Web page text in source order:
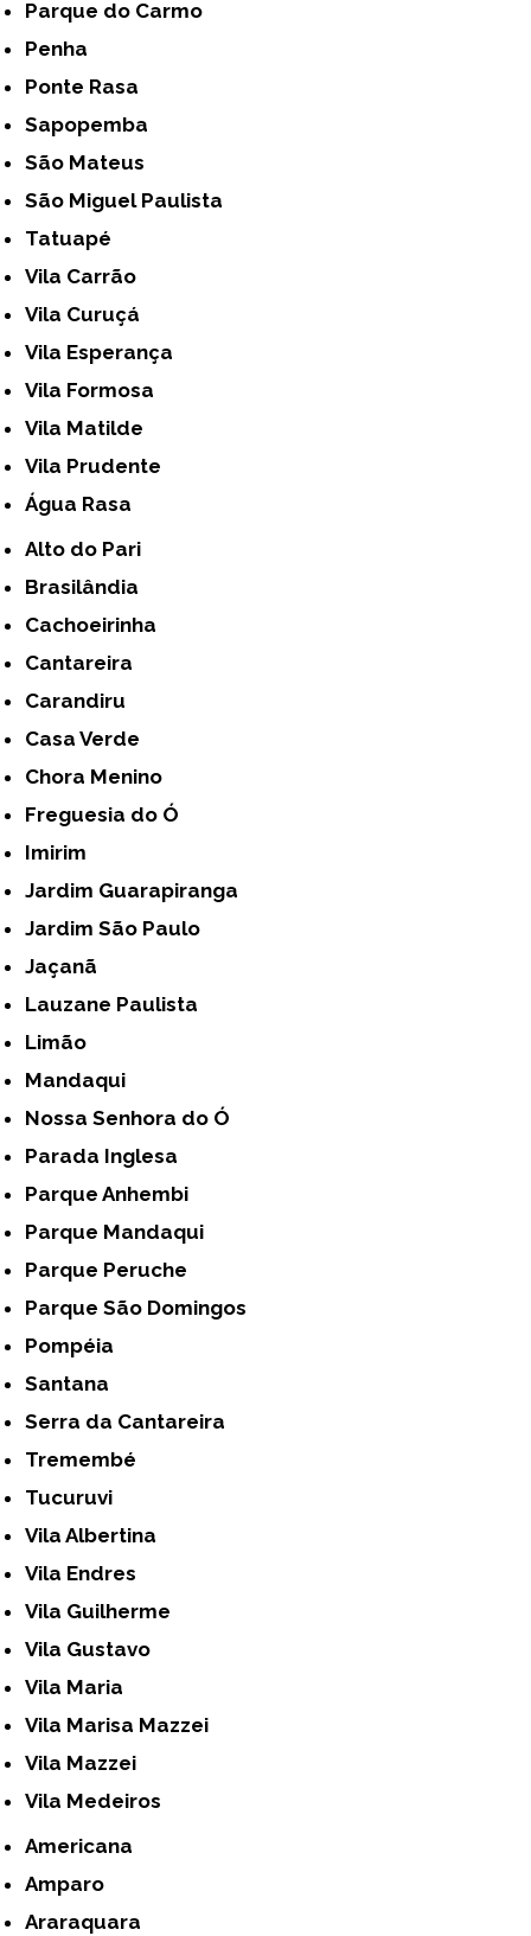
Parque do Carmo
Penha
Ponte Rasa
Sapopemba
São Mateus
São Miguel Paulista
Tatuapé
Vila Carrão
Vila Curuçá
Vila Esperança
Vila Formosa
Vila Matilde
Vila Prudente
Água Rasa
Alto do Pari
Brasilândia
Cachoeirinha
Cantareira
Carandiru
Casa Verde
Chora Menino
Freguesia do Ó
Imirim
Jardim Guarapiranga
Jardim São Paulo
Jaçanã
Lauzane Paulista
Limão
Mandaqui
Nossa Senhora do Ó
Parada Inglesa
Parque Anhembi
Parque Mandaqui
Parque Peruche
Parque São Domingos
Pompéia
Santana
Serra da Cantareira
Tremembé
Tucuruvi
Vila Albertina
Vila Endres
Vila Guilherme
Vila Gustavo
Vila Maria
Vila Marisa Mazzei
Vila Mazzei
Vila Medeiros
Americana
Amparo
Araraquara